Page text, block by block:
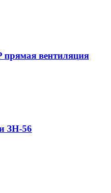
прямая вентиляция
ЗН-56